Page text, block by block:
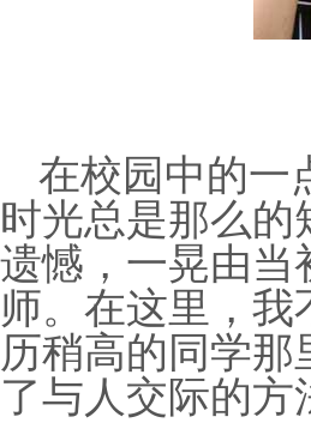
在校园中的一
时光总是那么
遗憾，一晃由当
师。在这里，
历稍高的同学
了与人交际的方